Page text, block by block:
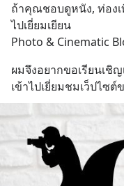
ถ้าคุณชอบดูหนัง, ท่องเ
ไปเยี่ยมเยียน
Photo & Cinematic
ผมจึงอยากขอเรียนเชิ
เข้าไปเยี่ยมชมเว็ปไซ